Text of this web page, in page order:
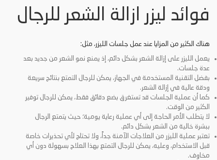
فوائد ليزر ازالة الشعر للرجال
هناك الكثير من المزايا عند عمل جلسات الليزر، مثل:
يعمل الليزر على إزالة الشعر بشكل دائم، إذ يمنع نمو الشعر من جديد بعد
عدة جلسات.
بفضل التقنية المستخدمة في الجهاز، يمكن للرجال التمتع بنتائج سريعة
ودقة عالية في إزالة الشعر.
كما أن عملية الجلسات قد تستغرق بضع دقائق فقط، يمكن للرجال توفير
الكثير من الوقت.
لا يتطلب الأمر الحاجة إلى أي عملية رعاية يومية؛ حيث يتمتع الرجال
ببشرة خالية من الشعر بشكل دائم.
تعتبر عملية الليزر من العلاجات الآمنة جداً، ولا تحتاج لأي تحذيرات خاصة
قبل الاستخدام، وعليه، يمكن للرجال التمتع بهذا العلاج بسهولة دون أي
مخاوف.